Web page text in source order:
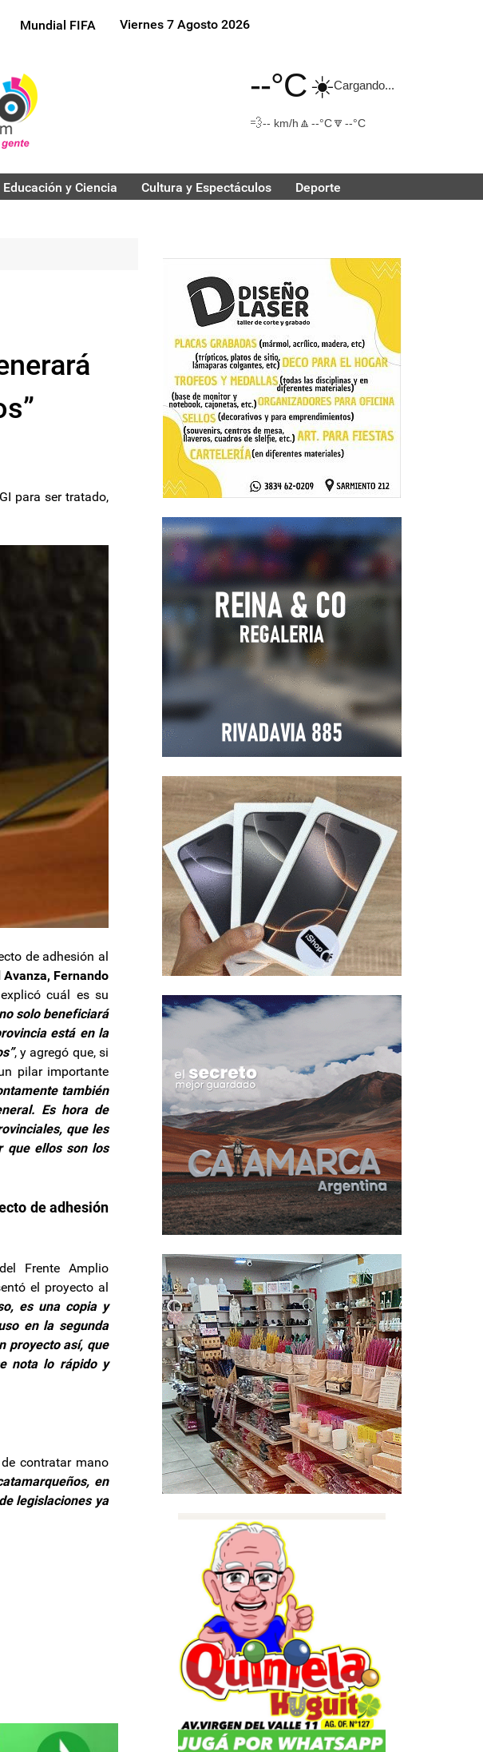
Mundial FIFA Viernes 7 Agosto 2026
--°C☀️Cargando...
💨-- km/h 🔼 --°C🔽 --°C
Educación y Ciencia Cultura y Espectáculos Deporte
para ser tratado,
de adhesión al
Fernando
cuál es su
solo beneficiará
está en la
, y agregó que, si
pilar importante
también
Es hora de
que les
que ellos son los
de adhesión
Frente Amplio
el proyecto al
es una copia y
en la segunda
proyecto así, que
nota lo rápido y
contratar mano
en
legislaciones ya
de julio
con el FMI